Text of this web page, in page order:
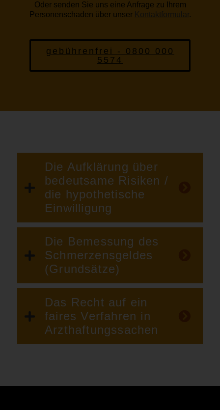
Oder senden Sie uns eine Anfrage zu Ihrem
Personenschaden über unser Kontaktformular.
gebührenfrei - 0800 000
5574
Die Aufklärung über
bedeutsame Risiken /
die hypothetische
Einwilligung
Die Bemessung des
Schmerzensgeldes
(Grundsätze)
Das Recht auf ein
faires Verfahren in
Arzthaftungssachen